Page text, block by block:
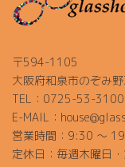
〒594-1105
大阪府和泉市のぞみ
TEL：0725-53-3100
E-MAIL：
営業時間：9:30 ～
定休日：毎週木曜日